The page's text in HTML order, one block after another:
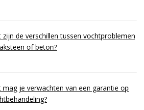
zijn de verschillen tussen vochtproblemen
of beton?
mag je verwachten van een garantie op